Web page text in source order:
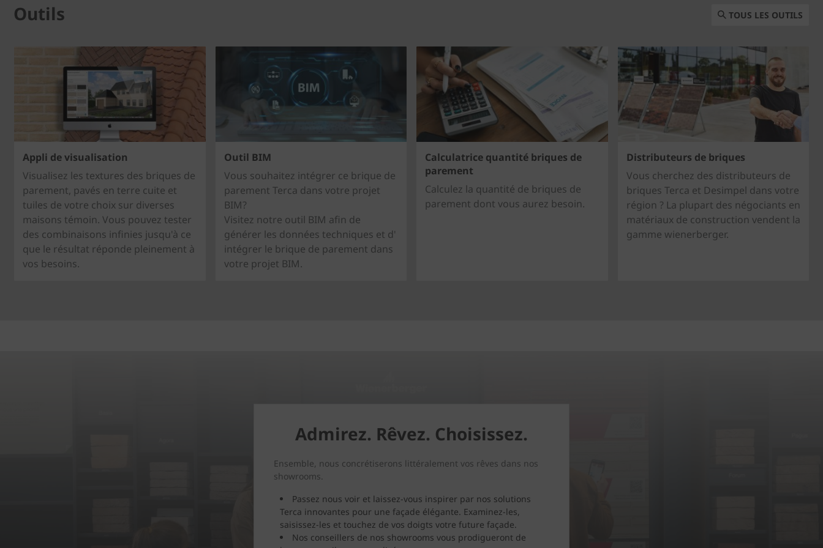
Outils TOUS LES OUTILS
Appli de visualisation
Visualisez les textures des briques de
parement, pavés en terre cuite et
tuiles de votre choix sur diverses
maisons témoin. Vous pouvez tester
des combinaisons infinies jusqu'à ce
que le résultat réponde pleinement à
vos besoins.
Outil BIM
Vous souhaitez intégrer ce brique de
parement Terca dans votre projet
BIM?
Visitez notre outil BIM afin de
générer les données techniques et d'
intégrer le brique de parement dans
votre projet BIM.
Calculatrice quantité briques de
parement
Calculez la quantité de briques de
parement dont vous aurez besoin.
Distributeurs de briques
Vous cherchez des distributeurs de
briques Terca et Desimpel dans votre
région ? La plupart des négociants en
matériaux de construction vendent la
gamme wienerberger.
Admirez. Rêvez. Choisissez.
Ensemble, nous concrétiserons littéralement vos rêves dans nos
showrooms.
Passez nous voir et laissez-vous inspirer par nos solutions
Terca innovantes pour une façade élégante. Examinez-les,
saisissez-les et touchez de vos doigts votre future façade.
Nos conseillers de nos showrooms vous prodigueront de